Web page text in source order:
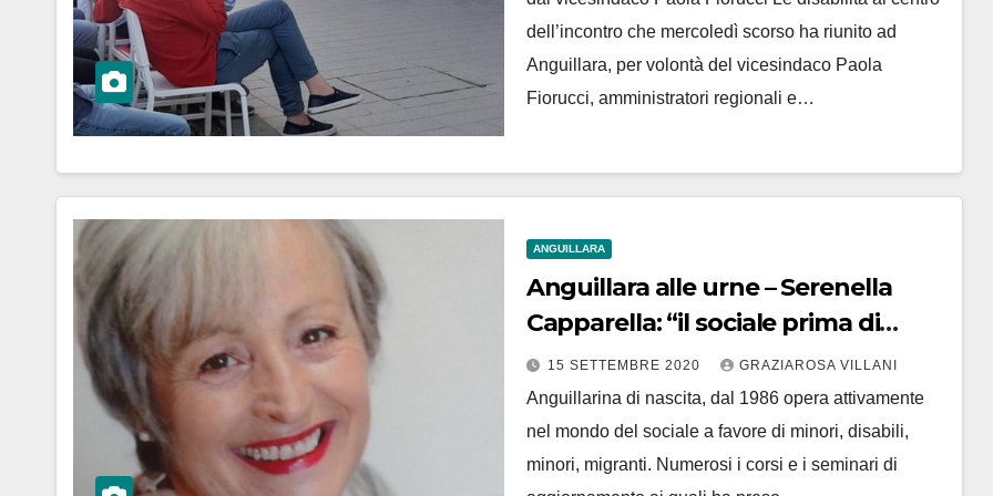
dell’incontro che mercoledì scorso ha riunito ad
Anguillara, per volontà del vicesindaco Paola
Fiorucci, amministratori regionali e…
ANGUILLARA
Anguillara alle urne – Serenella
Capparella: “il sociale prima di
tutto”. In corsa per la carica di
consigliere a sostegno di Michele
Cardone Sindaco
15 SETTEMBRE 2020 GRAZIAROSA VILLANI
Anguillarina di nascita, dal 1986 opera attivamente
nel mondo del sociale a favore di minori, disabili,
minori, migranti. Numerosi i corsi e i seminari di